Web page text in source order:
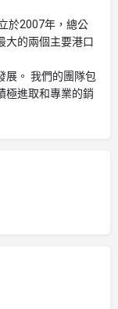
於2007年，總公
大的兩個主要港口
展。 我們的團隊包
極進取和專業的銷